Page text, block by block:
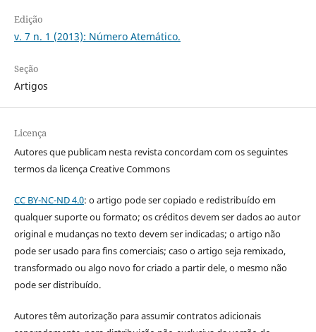
Edição
v. 7 n. 1 (2013): Número Atemático.
Seção
Artigos
Licença
Autores que publicam nesta revista concordam com os seguintes
termos da licença Creative Commons
CC BY-NC-ND 4.0: o artigo pode ser copiado e redistribuído em
qualquer suporte ou formato; os créditos devem ser dados ao autor
original e mudanças no texto devem ser indicadas; o artigo não
pode ser usado para fins comerciais; caso o artigo seja remixado,
transformado ou algo novo for criado a partir dele, o mesmo não
pode ser distribuído.
Autores têm autorização para assumir contratos adicionais